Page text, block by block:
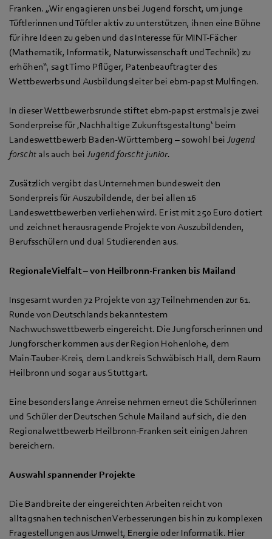
Franken. „Wir engagieren uns bei Jugend forscht, um junge
Tüftlerinnen und Tüftler aktiv zu unterstützen, ihnen eine Bühne
für ihre Ideen zu geben und das Interesse für MINT-Fächer
(Mathematik, Informatik, Naturwissenschaft und Technik) zu
erhöhen“, sagt Timo Pflüger, Patenbeauftragter des
Wettbewerbs und Ausbildungsleiter bei ebm‑papst Mulfingen.
In dieser Wettbewerbsrunde stiftet ebm‑papst erstmals je zwei
Sonderpreise für ‚Nachhaltige Zukunftsgestaltung‘ beim
Landeswettbewerb Baden‑Württemberg – sowohl bei Jugend
forscht als auch bei Jugend forscht junior.
Zusätzlich vergibt das Unternehmen bundesweit den
Sonderpreis für Auszubildende, der bei allen 16
Landeswettbewerben verliehen wird. Er ist mit 250 Euro dotiert
und zeichnet herausragende Projekte von Auszubildenden,
Berufsschülern und dual Studierenden aus.
Regionale Vielfalt – von Heilbronn-Franken bis Mailand
Insgesamt wurden 72 Projekte von 137 Teilnehmenden zur 61.
Runde von Deutschlands bekanntestem
Nachwuchswettbewerb eingereicht. Die Jungforscherinnen und
Jungforscher kommen aus der Region Hohenlohe, dem
Main‑Tauber‑Kreis, dem Landkreis Schwäbisch Hall, dem Raum
Heilbronn und sogar aus Stuttgart.
Eine besonders lange Anreise nehmen erneut die Schülerinnen
und Schüler der Deutschen Schule Mailand auf sich, die den
Regionalwettbewerb Heilbronn‑Franken seit einigen Jahren
bereichern.
Auswahl spannender Projekte
Die Bandbreite der eingereichten Arbeiten reicht von
alltagsnahen technischen Verbesserungen bis hin zu komplexen
Fragestellungen aus Umwelt, Energie oder Informatik. Hier